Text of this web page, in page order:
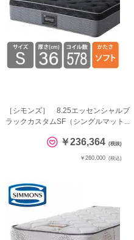
［シモンズ］ 8.25エッセンシャルブ
ラックカスタムSF（シングルマット...
￥236,364 (税抜)
￥260,000 (税込)